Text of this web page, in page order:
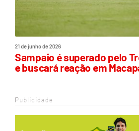
21 de junho de 2026
Sampaio é superado pelo
e buscará reação em
Publicidade